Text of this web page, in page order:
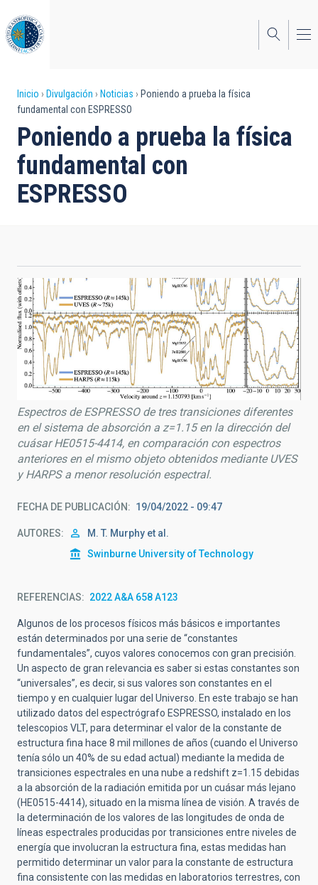
al
contenido
principal
Sobrescribir
enlaces
de
ayuda
a
Inicio Divulgación Noticias
Poniendo a prueba la física
fundamental con ESPRESSO
Poniendo a prueba la física
fundamental con
ESPRESSO
Espectros de ESPRESSO de tres transiciones diferentes
en el sistema de absorción a z=1.15 en la dirección del
cuásar HE0515-4414, en comparación con espectros
anteriores en el mismo objeto obtenidos mediante UVES
y HARPS a menor resolución espectral.
FECHA DE PUBLICACIÓN 19/04/2022 - 09:47
AUTORES
M. T. Murphy et al.
Swinburne University of Technology
REFERENCIAS 2022 A&A 658 A123
Algunos de los procesos físicos más básicos e importantes
están determinados por una serie de “constantes
fundamentales”, cuyos valores conocemos con gran precisión.
Un aspecto de gran relevancia es saber si estas constantes son
“universales”, es decir, si sus valores son constantes en el
tiempo y en cualquier lugar del Universo. En este trabajo se han
utilizado datos del espectrógrafo ESPRESSO, instalado en los
telescopios VLT, para determinar el valor de la constante de
estructura fina hace 8 mil millones de años (cuando el Universo
tenía sólo un 40% de su edad actual) mediante la medida de
transiciones espectrales en una nube a redshift z=1.15 debidas
a la absorción de la radiación emitida por un cuásar más lejano
(HE0515-4414), situado en la misma línea de visión. A través de
la determinación de los valores de las longitudes de onda de
líneas espectrales producidas por transiciones entre niveles de
energía que involucran la estructura fina, estas medidas han
permitido determinar un valor para la constante de estructura
fina consistente con las medidas en laboratorios terrestres, con